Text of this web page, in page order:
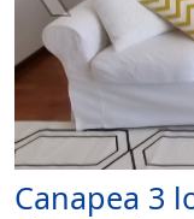
Canapea 3